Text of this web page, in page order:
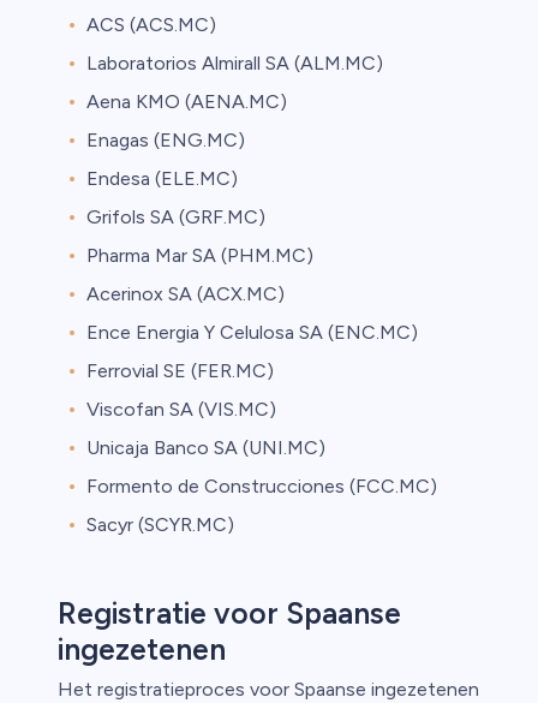
ACS (ACS.MC)
Laboratorios Almirall SA (ALM.MC)
Aena KMO (AENA.MC)
Enagas (ENG.MC)
Endesa (ELE.MC)
Grifols SA (GRF.MC)
Pharma Mar SA (PHM.MC)
Acerinox SA (ACX.MC)
Ence Energia Y Celulosa SA (ENC.MC)
Ferrovial SE (FER.MC)
Viscofan SA (VIS.MC)
Unicaja Banco SA (UNI.MC)
Formento de Construcciones (FCC.MC)
Sacyr (SCYR.MC)
Registratie voor Spaanse
ingezetenen
Het registratieproces voor Spaanse ingezetenen